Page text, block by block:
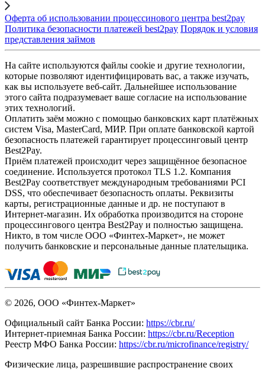
Оферта об использовании процессинового центра best2pay
Политика безопасности платежей best2pay Порядок и условия
представления займов
На сайте используются файлы cookie и другие технологии,
которые позволяют идентифицировать вас, а также изучать,
как вы используете веб-сайт. Дальнейшее использование
этого сайта подразумевает ваше согласие на использование
этих технологий.
Оплатить заём можно с помощью банковских карт платёжных
систем Visa, MasterCard, МИР. При оплате банковской картой
безопасность платежей гарантирует процессинговый центр
Best2Pay.
Приём платежей происходит через защищённое безопасное
соединение. Используется протокол TLS 1.2. Компания
Best2Pay соответствует международным требованиями PCI
DSS, что обеспечивает безопасность оплаты. Реквизиты
карты, регистрационные данные и др. не поступают в
Интернет-магазин. Их обработка производится на стороне
процессингового центра Best2Pay и полностью защищена.
Никто, в том числе ООО «Финтех-Маркет», не может
получить банковские и персональные данные плательщика.
© 2026, ООО «Финтех-Маркет»
Официальный сайт Банка России: https://cbr.ru/
Интернет-приемная Банка России: https://cbr.ru/Reception
Реестр МФО Банка России: https://cbr.ru/microfinance/registry/
Физические лица, разрешившие распространение своих